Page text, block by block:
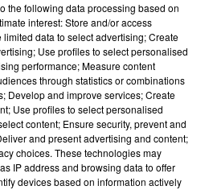
sec)
the following data processing based on
interest: Store and/or access
data to select advertising; Create
Use profiles to select personalised
performance; Measure content
through statistics or combinations
Develop and improve services; Create
Use profiles to select personalised
content; Ensure security, prevent and
and present advertising and content;
choices. These technologies may
IP address and browsing data to offer
devices based on information actively